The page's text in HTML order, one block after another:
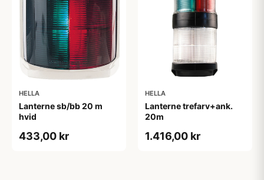
HELLA
Lanterne sb/bb 20 m
hvid
433,00 kr
HELLA
Lanterne trefarv+ank.
20m
1.416,00 kr